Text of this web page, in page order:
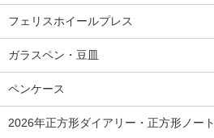
フェリスホイールプレス
ガラスペン・豆皿
ペンケース
2026年正方形ダイアリー・正方形ノート